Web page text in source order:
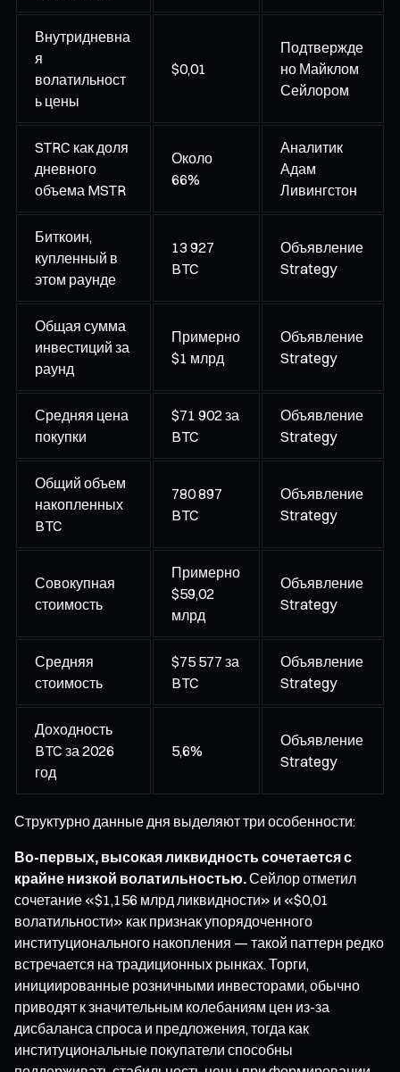
Внутридневна
я
волатильност
ь цены
$0,01
Подтвержде
но Майклом
Сейлором
STRC как доля
дневного
объема MSTR
Около
66%
Аналитик
Адам
Ливингстон
Биткоин,
купленный в
этом раунде
13 927
BTC
Объявление
Strategy
Общая сумма
инвестиций за
раунд
Примерно
$1 млрд
Объявление
Strategy
Средняя цена
покупки
$71 902 за
BTC
Объявление
Strategy
Общий объем
накопленных
BTC
780 897
BTC
Объявление
Strategy
Совокупная
стоимость
Примерно
$59,02
млрд
Объявление
Strategy
Средняя
стоимость
$75 577 за
BTC
Объявление
Strategy
Доходность
BTC за 2026
год
5,6%
Объявление
Strategy
Структурно данные дня выделяют три особенности:
Во-первых, высокая ликвидность сочетается с
крайне низкой волатильностью.Сейлор отметил
сочетание «$1,156 млрд ликвидности» и «$0,01
волатильности» как признак упорядоченного
институционального накопления — такой паттерн редко
встречается на традиционных рынках. Торги,
инициированные розничными инвесторами, обычно
приводят к значительным колебаниям цен из-за
дисбаланса спроса и предложения, тогда как
институциональные покупатели способны